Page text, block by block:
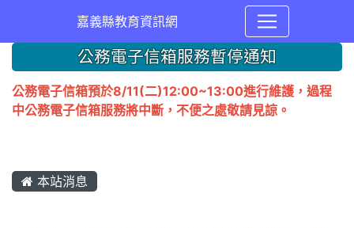
嘉義縣教育資訊網
公務電子信箱服務暫停通知
公務電子信箱預於8/11(二)12:00~13:00進行維護，過程
中公務電子信箱服務將中斷，不便之處敬請見諒。
本站消息